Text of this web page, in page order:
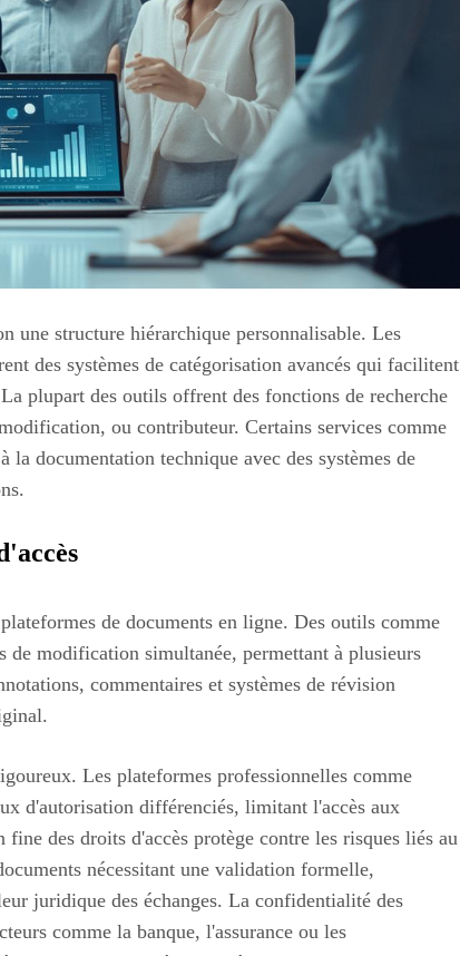
une structure hiérarchique personnalisable. Les
des systèmes de catégorisation avancés qui facilitent
plupart des outils offrent des fonctions de recherche
ou contributeur. Certains services comme
documentation technique avec des systèmes de
de documents en ligne. Des outils comme
modification simultanée, permettant à plusieurs
commentaires et systèmes de révision
Les plateformes professionnelles comme
d'autorisation différenciés, limitant l'accès aux
des droits d'accès protège contre les risques liés au
nécessitant une validation formelle,
juridique des échanges. La confidentialité des
comme la banque, l'assurance ou les